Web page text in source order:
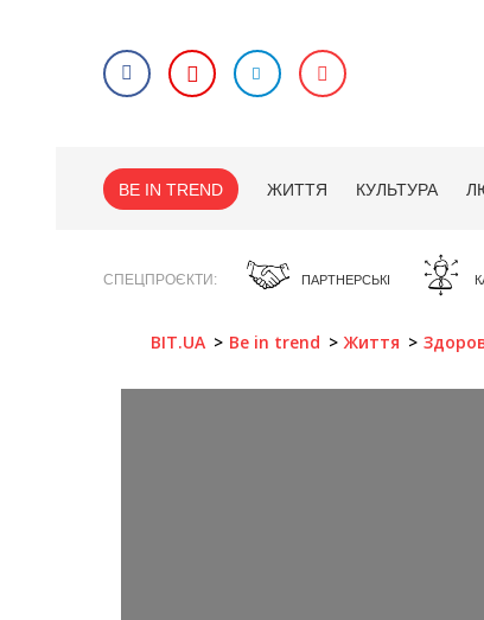
BE IN TREND ЖИТТЯ КУЛЬТУРА
СПЕЦПРОЄКТИ ПАРТНЕРСЬКІ
BIT.UA Be in trend Життя